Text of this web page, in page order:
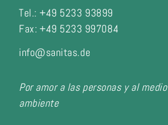
Tel.: +49 5233 93899
Fax: +49 5233 997084
info@sanitas.de
Por amor a las personas y al medio
ambiente